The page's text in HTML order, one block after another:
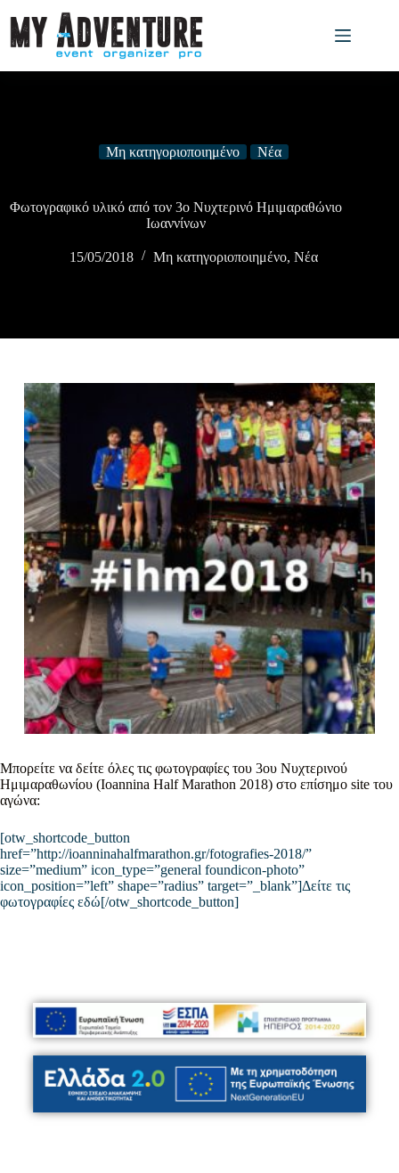
Μη κατηγοριοποιημένο Νέα
Φωτογραφικό υλικό από τον 3ο Νυχτερινό Ημιμαραθώνιο
Ιωαννίνων
15/05/2018 Μη κατηγοριοποιημένο, Νέα
Μπορείτε να δείτε όλες τις φωτογραφίες του 3ου Νυχτερινού
Ημιμαραθωνίου (Ioannina Half Marathon 2018) στο επίσημο site του
αγώνα:
[otw_shortcode_button
href=”http://ioanninahalfmarathon.gr/fotografies-2018/”
size=”medium” icon_type=”general foundicon-photo”
icon_position=”left” shape=”radius” target=”_blank”]Δείτε τις
φωτογραφίες εδώ[/otw_shortcode_button]